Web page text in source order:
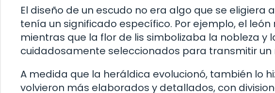
El diseño de un escudo no era algo que se eligiera
tenía un significado específico. Por ejemplo, el
mientras que la flor de lis simbolizaba la nobleza y
cuidadosamente seleccionados para transmitir un
A medida que la heráldica evolucionó, también lo
volvieron más elaborados y detallados, con